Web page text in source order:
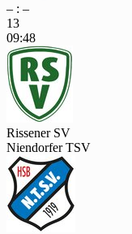
– : –
13
09:48
Rissener SV
Niendorfer TSV